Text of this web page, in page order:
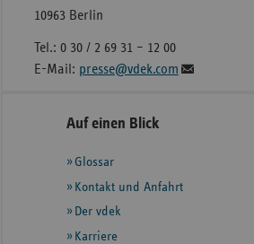
10963 Berlin
Tel.: 0 30 / 2 69 31 – 12 00
E-Mail: presse@vdek.com
Seitennavigation
Seitenleiste
weiteren
Informationen
Auf einen Blick
Glossar
Kontakt und Anfahrt
Der vdek
Karriere